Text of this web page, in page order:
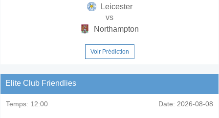
Leicester
vs
Northampton
Voir Prédiction
Elite Club Friendlies
Temps: 12:00 Date: 2026-08-08